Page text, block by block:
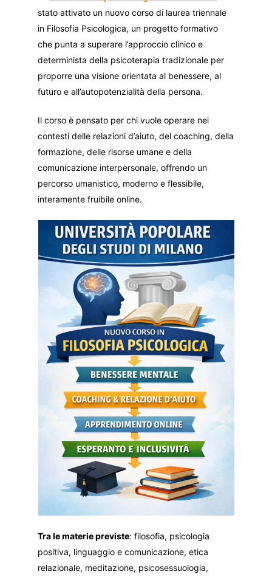
stato attivato un nuovo corso di laurea triennale
in Filosofia Psicologica, un progetto formativo
che punta a superare l’approccio clinico e
determinista della psicoterapia tradizionale per
proporre una visione orientata al benessere, al
futuro e all’autopotenzialità della persona.
Il corso è pensato per chi vuole operare nei
contesti delle relazioni d’aiuto, del coaching, della
formazione, delle risorse umane e della
comunicazione interpersonale, offrendo un
percorso umanistico, moderno e flessibile,
interamente fruibile online.
Tra le materie previste: filosofia, psicologia
positiva, linguaggio e comunicazione, etica
relazionale, meditazione, psicosessuologia,